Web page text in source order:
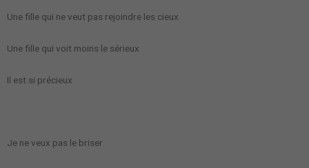
Une fille qui ne veut pas rejoindre les cieux
Une fille qui voit moins le sérieux
Il est si précieux
Je ne veux pas le briser